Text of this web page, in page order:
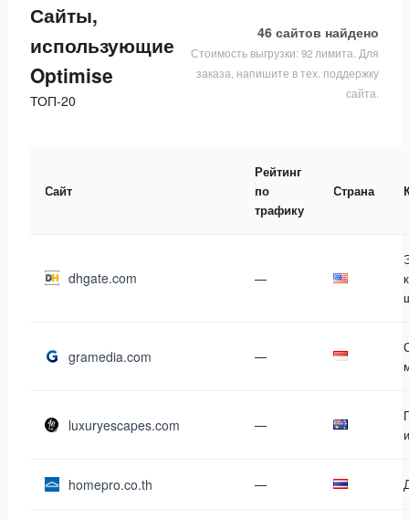
Сайты,
использующие
Optimise
ТОП-20
46 сайтов найдено
Стоимость выгрузки: 92 лимита. Для
заказа, напишите в тех. поддержку
сайта.
Сайт
Рейтинг
по
трафику
Страна
dhgate.com —
gramedia.com —
luxuryescapes.com —
homepro.co.th —